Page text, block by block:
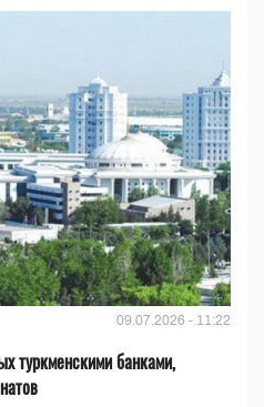
09.07.2026 - 11:22
туркменскими банками,